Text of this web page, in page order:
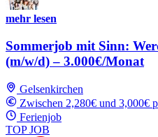
mehr lesen
Sommerjob mit Sinn:
(m/w/d) – 3.000€/Monat
Gelsenkirchen
Zwischen 2,280€ und 3,000€
Ferienjob
TOP JOB